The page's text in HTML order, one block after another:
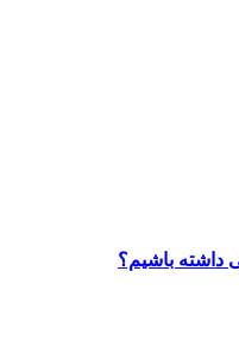
داشته باشیم؟